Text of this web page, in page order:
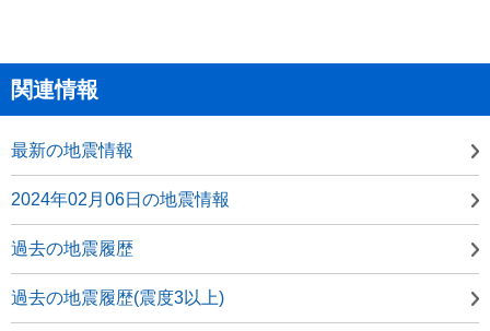
関連情報
最新の地震情報
2024年02月06日の地震情報
過去の地震履歴
過去の地震履歴(震度3以上)